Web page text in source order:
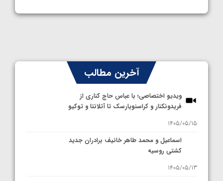
آخرین مطالب
ویدیو اختصاصی؛ با عباس حاج کناری از
فریدونکنار و کراسنویارسک تا آتلانتا و توکیو
1405/05/15
اسماعیل و محمد طاهر خانیف برادران جدید
کشتی روسیه
1405/05/13